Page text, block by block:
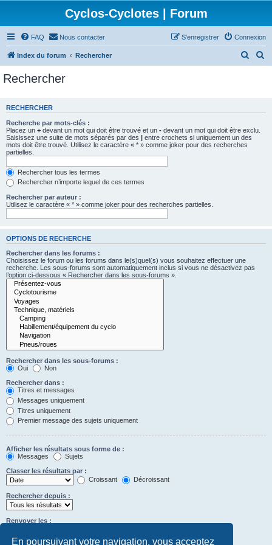
En poursuivant votre navigation, vous acceptez
Cyclos-Cyclotes | Forum
FAQ Nous contacter Connexion
S’enregistrer
Index du forum Rechercher
e
e
r
c
Rechercher
RECHERCHER
Recherche par mots-clés :
Placez un + devant un mot qui doit être trouvé et un - devant un mot qui doit être exclu.
Saisissez une suite de mots séparés par des | entre crochets si uniquement un des
mots doit être trouvé. Utilisez le caractère « * » comme joker pour des recherches
partielles.
Rechercher tous les termes
Rechercher n’importe lequel de ces termes
Rechercher par auteur :
Utilisez le caractère « * » comme joker pour des recherches partielles.
OPTIONS DE RECHERCHE
Rechercher dans les forums :
Choisissez le forum ou les forums dans le(s)quel(s) vous souhaitez effectuer une
recherche. Les sous-forums sont automatiquement inclus si vous ne désactivez pas
l’option ci-dessous « Rechercher dans les sous-forums ».
Rechercher dans les sous-forums :
Oui
Non
Rechercher dans :
Titres et messages
Messages uniquement
Titres uniquement
Premier message des sujets uniquement
Afficher les résultats sous forme de :
Messages
Sujets
Classer les résultats par :
Croissant
Décroissant
Rechercher depuis :
Renvoyer les :